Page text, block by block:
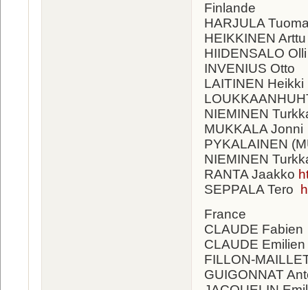
Finlande
HARJULA
HEIKKINEN Arttu
HIIDENSALO
INVENIUS Otto
LAITINEN Heikki
NIEMINEN
MUKKALA Jonni
PYKALAINEN
NIEMINEN
RANTA Jaakko
SEPPALA Tero
France
CLAUDE Fabien
CLAUDE Emilien
FILLON-
GUIGONNAT